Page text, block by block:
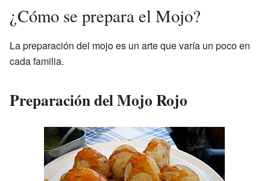
¿Cómo se prepara el Mojo?
La preparación del mojo es un arte que varía un poco en
cada familia.
Preparación del Mojo Rojo